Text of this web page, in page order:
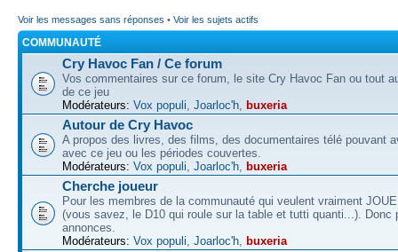
Voir les messages sans réponses • Voir les sujets actifs
COMMUNAUTÉ
Cry Havoc Fan / Ce forum
Vos commentaires sur ce forum, le site Cry Havoc Fan ou tout
de ce jeu
Modérateurs: Vox populi, Joarloc'h, buxeria
Autour de Cry Havoc
A propos des livres, des films, des documentaires télé pouvant
avec ce jeu ou les périodes couvertes.
Modérateurs: Vox populi, Joarloc'h, buxeria
Cherche joueur
Pour les membres de la communauté qui veulent vraiment
(vous savez, le D10 qui roule sur la table et tutti quanti...). Donc
annonces.
Modérateurs: Vox populi, Joarloc'h, buxeria